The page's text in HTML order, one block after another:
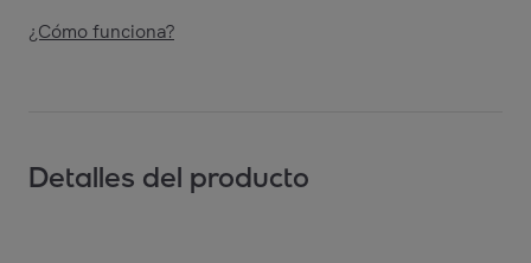
¿Cómo funciona?
Detalles del producto